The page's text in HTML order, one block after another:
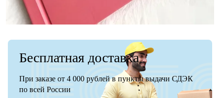
Бесплатная доставка
При заказе от 4 000 рублей в пункты выдачи СДЭК
по всей России